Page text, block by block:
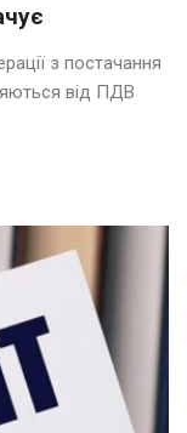
з постачання
від ПДВ